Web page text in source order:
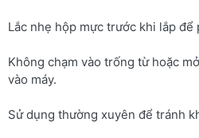
Lắc nhẹ hộp mực trước khi lắp để
Không chạm vào trống từ hoặc
vào máy.
Sử dụng thường xuyên để tránh